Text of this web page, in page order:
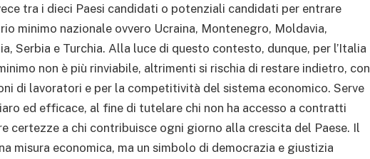
tra i dieci Paesi candidati o potenziali candidati per entrare
minimo nazionale ovvero Ucraina, Montenegro, Moldavia,
Serbia e Turchia. Alla luce di questo contesto, dunque, per l’Italia
non è più rinviabile, altrimenti si rischia di restare indietro, con
di lavoratori e per la competitività del sistema economico. Serve
ed efficace, al fine di tutelare chi non ha accesso a contratti
certezze a chi contribuisce ogni giorno alla crescita del Paese. Il
misura economica, ma un simbolo di democrazia e giustizia